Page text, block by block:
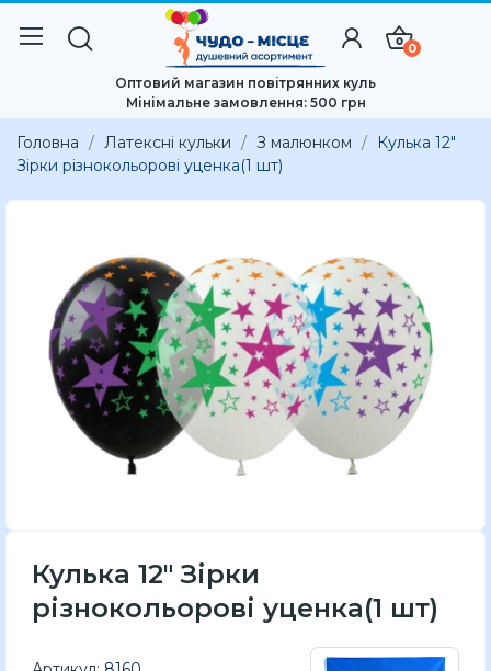
0
Оптовий магазин повітрянних куль
Мінімальне замовлення: 500 грн
Головна Латексні кульки З малюнком
Кулька 12"
Зірки різнокольорові уценка(1 шт)
Кулька 12" Зірки
різнокольорові уценка(1 шт)